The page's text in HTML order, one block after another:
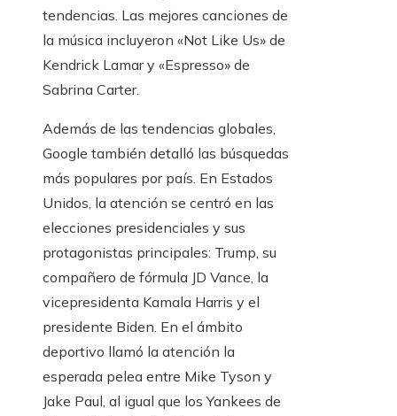
tendencias. Las mejores canciones de
la música incluyeron «Not Like Us» de
Kendrick Lamar y «Espresso» de
Sabrina Carter.
Además de las tendencias globales,
Google también detalló las búsquedas
más populares por país. En Estados
Unidos, la atención se centró en las
elecciones presidenciales y sus
protagonistas principales: Trump, su
compañero de fórmula JD Vance, la
vicepresidenta Kamala Harris y el
presidente Biden. En el ámbito
deportivo llamó la atención la
esperada pelea entre Mike Tyson y
Jake Paul, al igual que los Yankees de